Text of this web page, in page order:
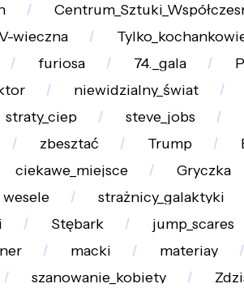
wieczna
furiosa 74._gala
niewidzialny_świat
straty_ciep
steve_jobs
zbesztać Trump
ciekawe_miejsce Gryczka
wesele strażnicy_galaktyki
Stębark jump_scares
macki materiay
szanowanie_kobiety